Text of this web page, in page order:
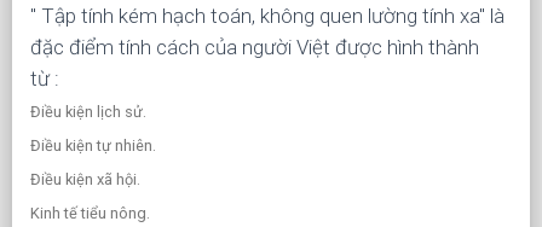
" Tập tính kém hạch toán, không quen lường tính xa" là
đặc điểm tính cách của người Việt được hình thành
từ :
Điều kiện lịch sử.
Điều kiện tự nhiên.
Điều kiện xã hội.
Kinh tế tiểu nông.